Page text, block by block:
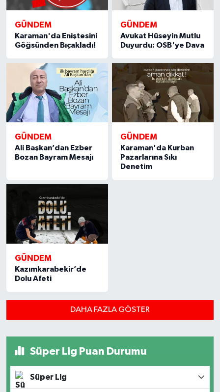
GÜNDEM
Karaman'da Eniştesini
Göğsünden Bıçakladı!
GÜNDEM
Avukat Hüseyin Mutlu
Duyurdu: OSB'ye Dava
GÜNDEM
Ali Başkan’dan Ezber
Bozan Bayram Mesajı
GÜNDEM
Karaman'da Kurban
Pazarlarına Sıkı
Denetim
GÜNDEM
Kazımkarabekir’de
Dolu Afeti
DAHA FAZLA GÖSTER
Süper Lig Puan Durumu
Süper Lig